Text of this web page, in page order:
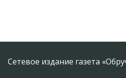
Сетевое издание газета